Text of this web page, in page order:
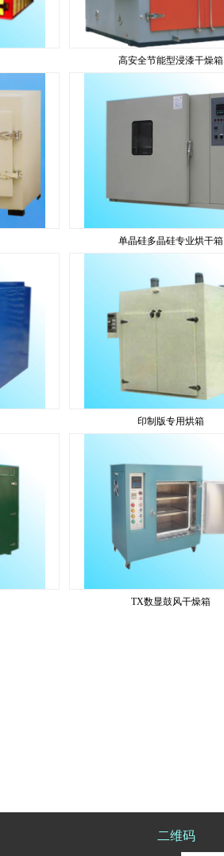
高安全节能型浸漆干燥箱
单晶硅多晶硅专业烘干箱
印制版专用烘箱
TX数显鼓风干燥箱
二维码